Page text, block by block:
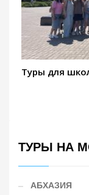
Туры для
ТУРЫ НА
АБХАЗИЯ